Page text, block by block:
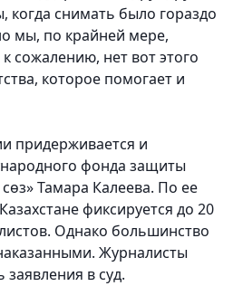
когда снимать было гораздо
мы, по крайней мере,
сожалению, нет вот этого
которое помогает и
придерживается и
фонда защиты
Тамара Калеева. По ее
фиксируется до 20
Однако большинство
Журналисты
заявления в суд.